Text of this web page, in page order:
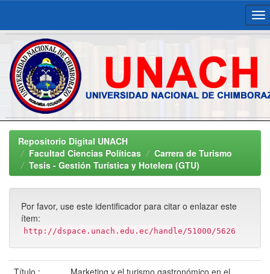
Skip
navigationRepositorio Digital UNACH
Facultad Ciencias Políticas
Carrera de Turismo
Tesis - Gestión Turística y Hotelera (GTU)
Por favor, use este identificador para citar o enlazar este
ítem:
http://dspace.unach.edu.ec/handle/51000/5626
Título :
Marketing y el turismo gastronómico en el